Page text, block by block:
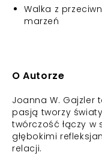
Walka z
marzeń
O Autorze
Joanna W. Gajzler
pasją tworzy
twórczość łączy w
głębokimi
relacji.